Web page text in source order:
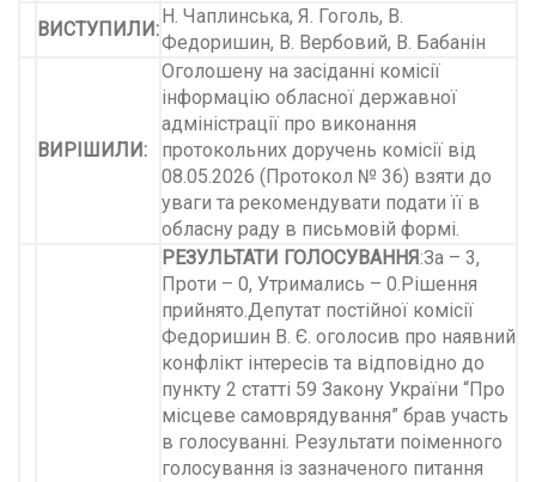
ВИСТУПИЛИ:
Н. Чаплинська, Я. Гоголь, В.
Федоришин, В. Вербовий, В. Бабанін
ВИРІШИЛИ:
Оголошену на засіданні комісії
інформацію обласної державної
адміністрації про виконання
протокольних доручень комісії від
08.05.2026 (Протокол № 36) взяти до
уваги та рекомендувати подати її в
обласну раду в письмовій формі.
РЕЗУЛЬТАТИ ГОЛОСУВАННЯ:За – 3,
Проти – 0, Утримались – 0.Рішення
прийнято.Депутат постійної комісії
Федоришин В. Є. оголосив про наявний
конфлікт інтересів та відповідно до
пункту 2 статті 59 Закону України “Про
місцеве самоврядування” брав участь
в голосуванні. Результати поіменного
голосування із зазначеного питання